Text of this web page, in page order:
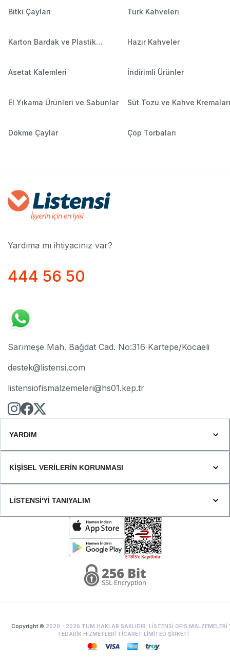
Bitki Çayları Türk Kahveleri
Karton Bardak ve Plastik
Hazır Kahveler
Asetat Kalemleri İndirimli Ürünler
El Yıkama Ürünleri ve Sabunlar Süt Tozu ve Kahve Kremaları
Dökme Çaylar Çöp Torbaları
Yardıma mı ihtiyacınız var?
444 56 50
Sarımeşe Mah. Bağdat Cad. No:316 Kartepe/Kocaeli
destek@listensi.com
listensiofismalzemeleri@hs01.kep.tr
YARDIM
KİŞİSEL VERİLERİN KORUNMASI
LİSTENSİ'Yİ TANIYALIM
Copyright © 2020 - 2026 TÜM HAKLAR SAKLIDIR. LİSTENSİ OFİS MALZEMELERİ
TEDARİK HİZMETLERİ TİCARET LİMİTED ŞİRKETİ